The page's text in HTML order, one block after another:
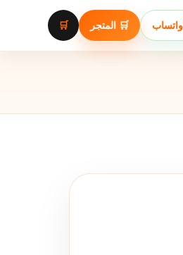
واتساب 🛒 المتجر 🛒